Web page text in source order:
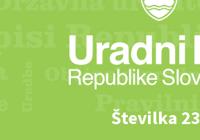
Številka 23